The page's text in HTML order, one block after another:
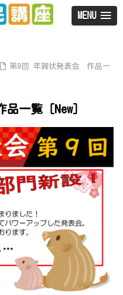
MENU
第9回 年賀状発表会 作品一
一覧［New］